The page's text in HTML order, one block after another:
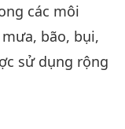
các môi
bão, bụi,
sử dụng rộng